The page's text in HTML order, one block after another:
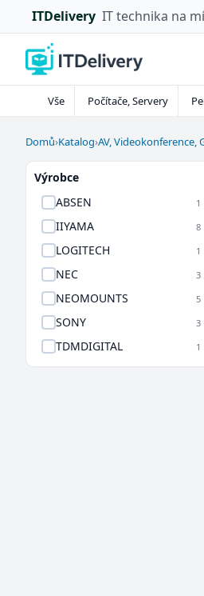
ITDelivery IT technika na
Vše Počítače, Servery
Domů›Katalog›AV, Videokonference,
Výrobce
ABSEN
1
IIYAMA 8
LOGITECH 1
NEC 3
NEOMOUNTS 5
SONY 3
TDMDIGITAL 1